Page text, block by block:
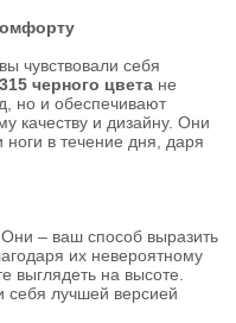
чувствовали себя
черного цвета не
но и обеспечивают
качеству и дизайну. Они
в течение дня, даря
– ваш способ выразить
их невероятному
выглядеть на высоте.
себя лучшей версией